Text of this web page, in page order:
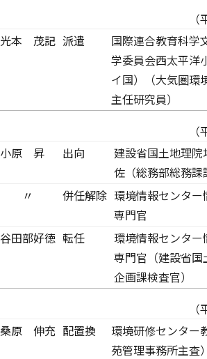
光本 茂記 派遣
国際連合教育科学
学委員会西太平洋
イ国）（大気圏環
主任研究員）
小原 昇
出向
建設省国土地理
佐（総務部総務課
〃
併任解除 環境情報センタ
専門官
谷田部好徳 転任
環境情報センタ
専門官（建設省
企画課検査官）
桑原 伸充 配置換
環境研修センター
苑管理事務所主査）